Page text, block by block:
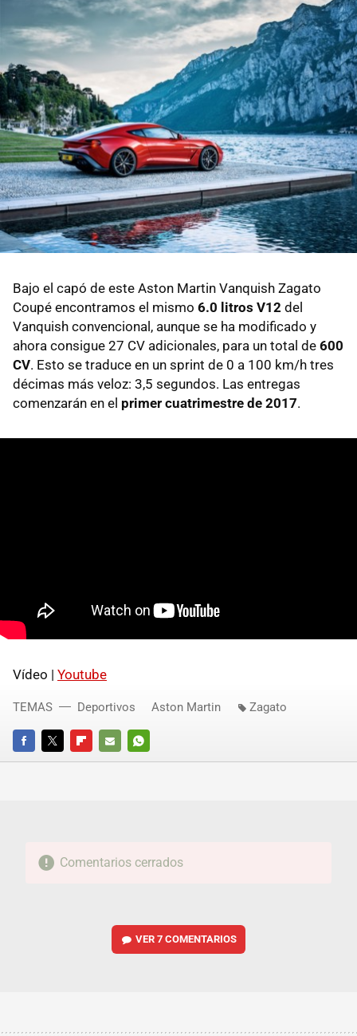
Bajo el capó de este Aston Martin Vanquish Zagato
Coupé encontramos el mismo 6.0 litros V12 del
Vanquish convencional, aunque se ha modificado y
ahora consigue 27 CV adicionales, para un total de 600
CV. Esto se traduce en un sprint de 0 a 100 km/h tres
décimas más veloz: 3,5 segundos. Las entregas
comenzarán en el primer cuatrimestre de 2017.
Vídeo | Youtube
FACEBOOKTWITTERFLIPBOARD
E-
WHATSAPP
TEMAS Deportivos Aston Martin Zagato
Comentarios cerrados
VER7 COMENTARIOS